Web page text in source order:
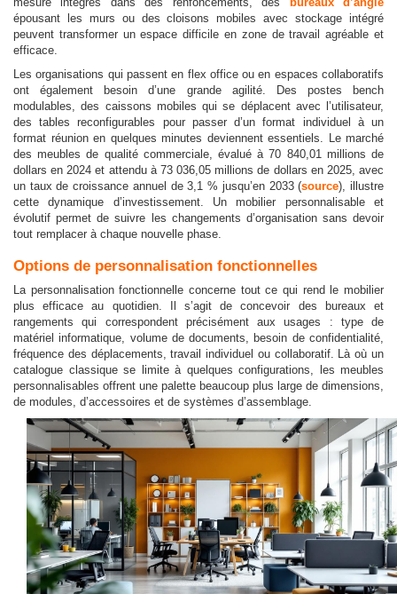
épousant les murs ou des cloisons mobiles avec stockage intégré
peuvent transformer un espace difficile en zone de travail agréable et
efficace.
Les organisations qui passent en flex office ou en espaces collaboratifs
ont également besoin d’une grande agilité. Des postes bench
modulables, des caissons mobiles qui se déplacent avec l’utilisateur,
des tables reconfigurables pour passer d’un format individuel à un
format réunion en quelques minutes deviennent essentiels. Le marché
des meubles de qualité commerciale, évalué à 70 840,01 millions de
dollars en 2024 et attendu à 73 036,05 millions de dollars en 2025, avec
un taux de croissance annuel de 3,1 % jusqu’en 2033 (source), illustre
cette dynamique d’investissement. Un mobilier personnalisable et
évolutif permet de suivre les changements d’organisation sans devoir
tout remplacer à chaque nouvelle phase.
Options de personnalisation fonctionnelles
La personnalisation fonctionnelle concerne tout ce qui rend le mobilier
plus efficace au quotidien. Il s’agit de concevoir des bureaux et
rangements qui correspondent précisément aux usages : type de
matériel informatique, volume de documents, besoin de confidentialité,
fréquence des déplacements, travail individuel ou collaboratif. Là où un
catalogue classique se limite à quelques configurations, les meubles
personnalisables offrent une palette beaucoup plus large de dimensions,
de modules, d’accessoires et de systèmes d’assemblage.